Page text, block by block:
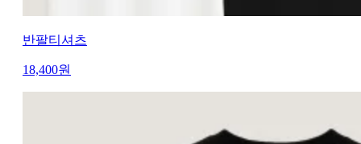
반팔티셔츠
18,400원